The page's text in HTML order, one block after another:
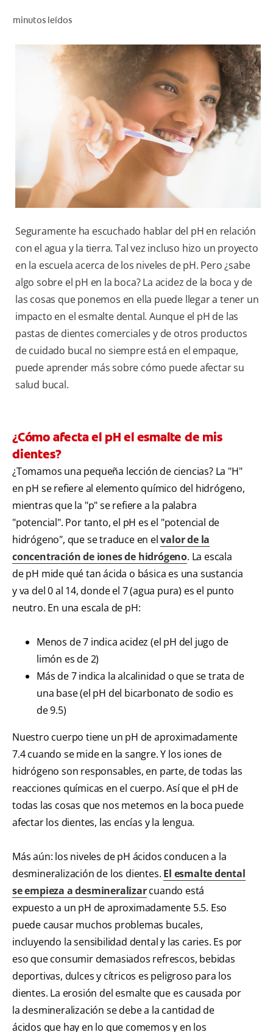
PROMOCIONES
NI (ES)
SUSCRÍBASE
minutos leídos
Seguramente ha escuchado hablar del pH en relación
con el agua y la tierra. Tal vez incluso hizo un proyecto
en la escuela acerca de los niveles de pH. Pero ¿sabe
algo sobre el pH en la boca? La acidez de la boca y de
las cosas que ponemos en ella puede llegar a tener un
impacto en el esmalte dental. Aunque el pH de las
pastas de dientes comerciales y de otros productos
de cuidado bucal no siempre está en el empaque,
puede aprender más sobre cómo puede afectar su
salud bucal.
¿Cómo afecta el pH el esmalte de mis
dientes?
¿Tomamos una pequeña lección de ciencias? La "H"
en pH se refiere al elemento químico del hidrógeno,
mientras que la "p" se refiere a la palabra
"potencial". Por tanto, el pH es el "potencial de
hidrógeno", que se traduce en elvalor de la
concentración de iones de hidrógeno. La escala
de pH mide qué tan ácida o básica es una sustancia
y va del 0 al 14, donde el 7 (agua pura) es el punto
neutro. En una escala de pH:
Menos de 7 indica acidez (el pH del jugo de
limón es de 2)
Más de 7 indica la alcalinidad o que se trata de
una base (el pH del bicarbonato de sodio es
de 9.5)
Nuestro cuerpo tiene un pH de aproximadamente
7.4 cuando se mide en la sangre. Y los iones de
hidrógeno son responsables, en parte, de todas las
reacciones químicas en el cuerpo. Así que el pH de
todas las cosas que nos metemos en la boca puede
afectar los dientes, las encías y la lengua.
Más aún: los niveles de pH ácidos conducen a la
desmineralización de los dientes. El esmalte dental
se empieza a desmineralizarcuando está
expuesto a un pH de aproximadamente 5.5. Eso
puede causar muchos problemas bucales,
incluyendo la sensibilidad dental y las caries. Es por
eso que consumir demasiados refrescos, bebidas
deportivas, dulces y cítricos es peligroso para los
dientes. La erosión del esmalte que es causada por
la desmineralización se debe a la cantidad de
ácidos que hay en lo que comemos y en los